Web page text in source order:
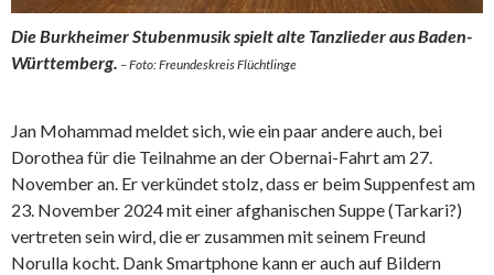
Die Burkheimer Stubenmusik spielt alte Tanzlieder aus Baden-
Württemberg. – Foto: Freundeskreis Flüchtlinge
Jan Mohammad meldet sich, wie ein paar andere auch, bei
Dorothea für die Teilnahme an der Obernai-Fahrt am 27.
November an. Er verkündet stolz, dass er beim Suppenfest am
23. November 2024 mit einer afghanischen Suppe (Tarkari?)
vertreten sein wird, die er zusammen mit seinem Freund
Norulla kocht. Dank Smartphone kann er auch auf Bildern